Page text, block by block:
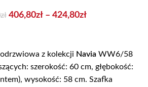
zł 406,80zł – 424,80zł
z kolekcji Navia WW6/58
szerokość: 60 cm, głębokość:
wysokość: 58 cm. Szafka